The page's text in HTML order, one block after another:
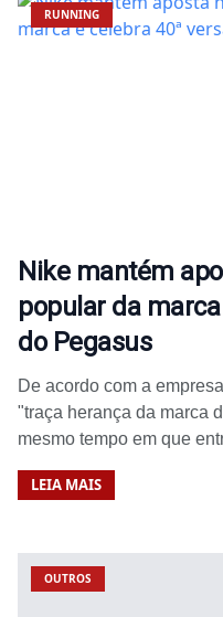
RUNNING
Nike mantém
popular da
do Pegasus
De acordo com a
"traça herança da marca
mesmo tempo em que
LEIA MAIS
OUTROS